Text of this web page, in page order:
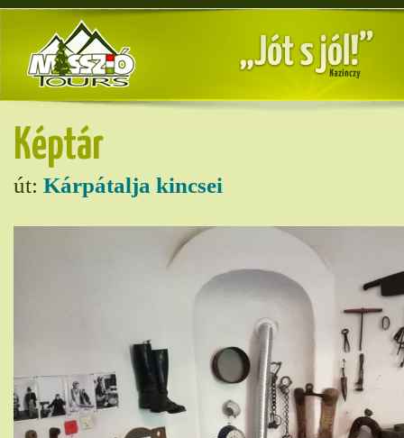
Képtár
út: Kárpátalja kincsei